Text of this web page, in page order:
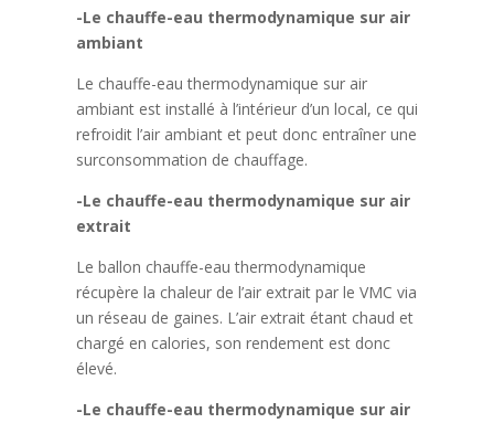
-Le chauffe-eau thermodynamique sur air
ambiant
Le chauffe-eau thermodynamique sur air
ambiant est installé à l’intérieur d’un local, ce qui
refroidit l’air ambiant et peut donc entraîner une
surconsommation de chauffage.
-Le chauffe-eau thermodynamique sur air
extrait
Le ballon chauffe-eau thermodynamique
récupère la chaleur de l’air extrait par le VMC via
un réseau de gaines. L’air extrait étant chaud et
chargé en calories, son rendement est donc
élevé.
-Le chauffe-eau thermodynamique sur air